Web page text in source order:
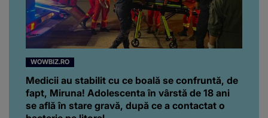
WOWBIZ.RO
Medicii au stabilit cu ce boală se confruntă, de
fapt, Miruna! Adolescenta în vârstă de 18 ani
se află în stare gravă, după ce a contactat o